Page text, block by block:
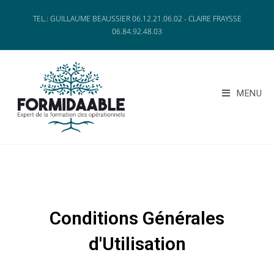
TEL.: GUILLAUME BEAUSSIER 06.12.21.06.02 - CLAIRE FRAYSSE
06.84.92.48.03
MENU
Conditions Générales
d'Utilisation